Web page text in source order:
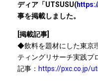
ディア「UTSUSU(
事を掲載しました。
[掲載記事]
◆飲料を題材にした東京
ティングリサーチ実践プ
記事： https://pxc.co.jp/